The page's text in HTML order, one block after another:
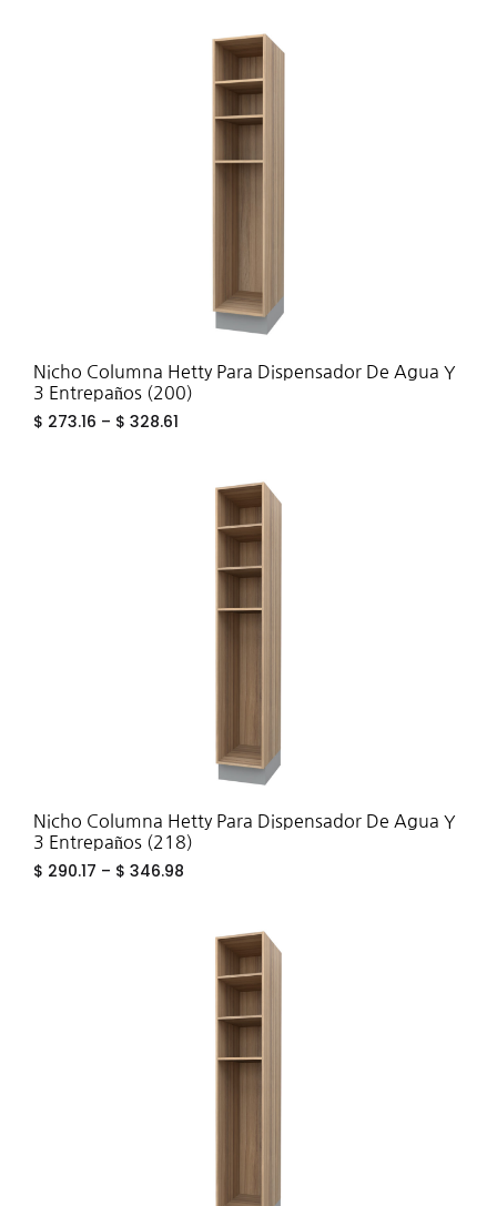
Nicho Columna Hetty Para Dispensador De Agua Y
3 Entrepaños (200)
$ 273.16 – $ 328.61
Nicho Columna Hetty Para Dispensador De Agua Y
3 Entrepaños (218)
$ 290.17 – $ 346.98